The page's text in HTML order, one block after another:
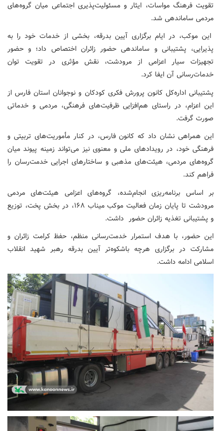
تقویت فرهنگ مواسات، ایثار و مسئولیت‌پذیری اجتماعی میان گروه‌های
مردمی ساماندهی شد.
این موکب، در ایام برگزاری آیین بدرقه، بخشی از خدمات خود را به
پذیرایی، پشتیبانی و ساماندهی حضور زائران اختصاص داد؛ و حضور
تجهیزات سیار اعزامی از مرودشت، نقش مؤثری در تقویت توان
خدمات‌رسانی آن ایفا کرد.
پشتیبانی اداره‌کل کانون پرورش فکری کودکان و نوجوانان استان فارس از
این اعزام، در راستای هم‌افزایی ظرفیت‌های فرهنگی، مردمی و خدماتی
صورت گرفت.
این همراهی نشان داد که کانون فارس، در کنار مأموریت‌های تربیتی و
فرهنگی خود، در رویدادهای ملی و معنوی نیز می‌تواند زمینه پیوند میان
گروه‌های مردمی، هیئت‌های مذهبی و ساختارهای اجرایی خدمت‌رسان را
فراهم کند.
بر اساس برنامه‌ریزی انجام‌شده، گروه‌های اعزامی هیئت‌های مردمی
مرودشت تا پایان زمان فعالیت موکب میناب ۱۶۸، در بخش پخت، توزیع
و پشتیبانی تغذیه زائران حضور داشت.
این حضور، با هدف استمرار خدمت‌رسانی منظم، حفظ کرامت زائران و
مشارکت در برگزاری هرچه باشکوه‌تر آیین بدرقه رهبر شهید انقلاب
اسلامی ادامه داشت.